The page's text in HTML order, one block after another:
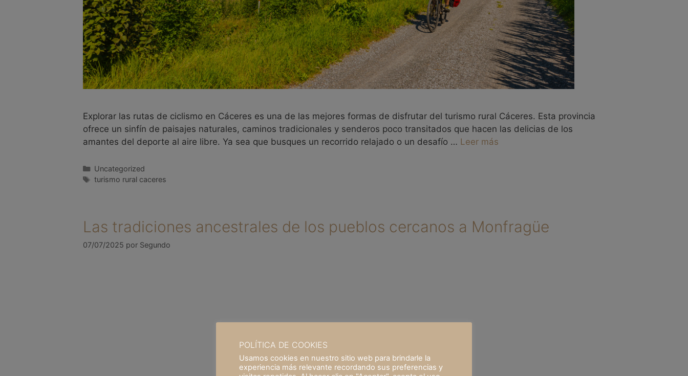
Explorar las rutas de ciclismo en Cáceres es una de las mejores formas de disfrutar del turismo rural Cáceres. Esta provincia
ofrece un sinfín de paisajes naturales, caminos tradicionales y senderos poco transitados que hacen las delicias de los
amantes del deporte al aire libre. Ya sea que busques un recorrido relajado o un desafío … Leer más
Uncategorized
turismo rural caceres
Las tradiciones ancestrales de los pueblos cercanos a Monfragüe
07/07/2025 por Segundo
POLÍTICA DE COOKIES
Usamos cookies en nuestro sitio web para brindarle la
experiencia más relevante recordando sus preferencias y